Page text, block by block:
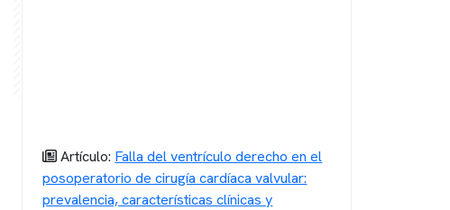
Artículo: Falla del ventrículo derecho en el
posoperatorio de cirugía cardíaca valvular:
prevalencia, características clínicas y